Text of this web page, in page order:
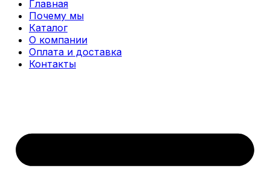
Главная
Почему мы
Каталог
О компании
Оплата и доставка
Контакты